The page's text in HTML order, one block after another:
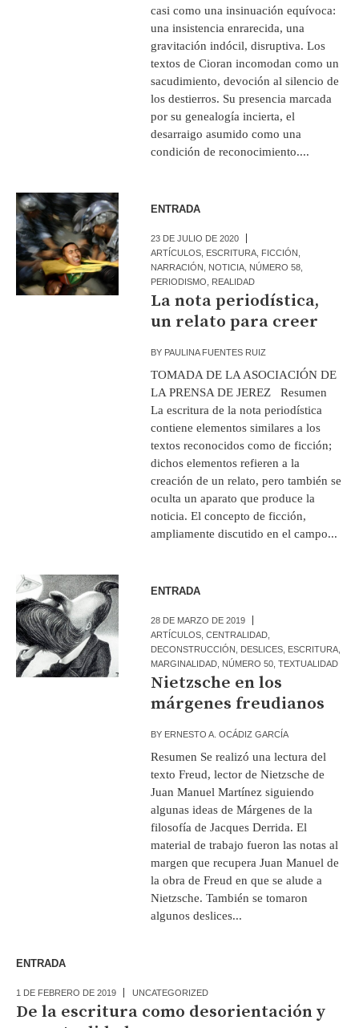
casi como una insinuación equívoca:
una insistencia enrarecida, una
gravitación indócil, disruptiva. Los
textos de Cioran incomodan como un
sacudimiento, devoción al silencio de
los destierros. Su presencia marcada
por su genealogía incierta, el
desarraigo asumido como una
condición de reconocimiento....
ENTRADA
23 DE JULIO DE 2020
ARTÍCULOS ESCRITURA FICCIÓN
NARRACIÓN
NOTICIA NÚMERO 58
PERIODISMO
REALIDAD
La nota periodística,
un relato para creer
BY PAULINA FUENTES RUIZ
TOMADA DE LA ASOCIACIÓN DE
LA PRENSA DE JEREZ Resumen
La escritura de la nota periodística
contiene elementos similares a los
textos reconocidos como de ficción;
dichos elementos refieren a la
creación de un relato, pero también se
oculta un aparato que produce la
noticia. El concepto de ficción,
ampliamente discutido en el campo...
ENTRADA
28 DE MARZO DE 2019
ARTÍCULOS ,CENTRALIDAD
DECONSTRUCCIÓN
DESLICES ESCRITURA
MARGINALIDAD NÚMERO 50 ,TEXTUALIDAD
Nietzsche en los
márgenes freudianos
BY ERNESTO A. OCÁDIZ GARCÍA
Resumen Se realizó una lectura del
texto Freud, lector de Nietzsche de
Juan Manuel Martínez siguiendo
algunas ideas de Márgenes de la
filosofía de Jacques Derrida. El
material de trabajo fueron las notas al
margen que recupera Juan Manuel de
la obra de Freud en que se alude a
Nietzsche. También se tomaron
algunos deslices...
ENTRADA
1 DE FEBRERO DE 2019 UNCATEGORIZED
De la escritura como desorientación y